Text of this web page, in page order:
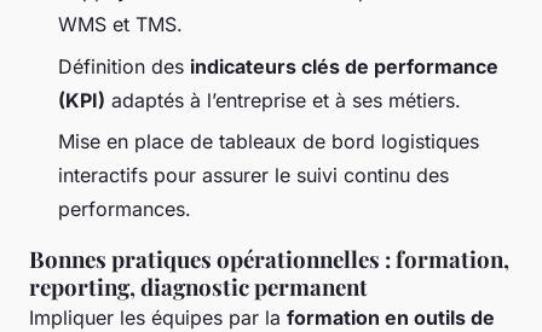
WMS et TMS.
Définition des indicateurs clés de performance
(KPI) adaptés à l’entreprise et à ses métiers.
Mise en place de tableaux de bord logistiques
interactifs pour assurer le suivi continu des
performances.
Bonnes pratiques opérationnelles : formation,
reporting, diagnostic permanent
Impliquer les équipes par la formation en outils de